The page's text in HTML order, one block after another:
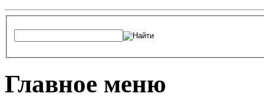
Главное меню